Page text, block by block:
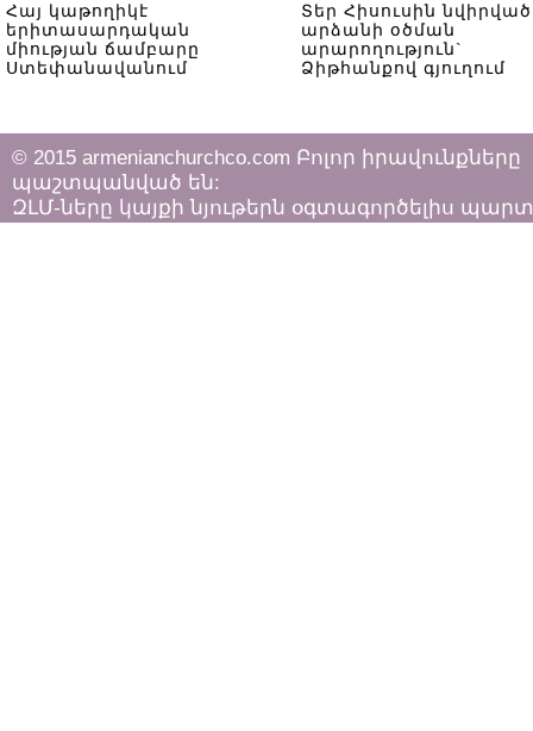
Հայ կաթողիկէ
երիտասարդական
միության ճամբարը
Ստեփանավանում
Տեր Հիսուսին նվիրված
արձանի օծման
արարողություն`
Ձիթհանքով գյուղում
© 2015 armenianchurchco.com Բոլոր իրավունքները
պաշտպանված են:
ԶԼՄ-ները կայքի նյութերն օգտագործելիս